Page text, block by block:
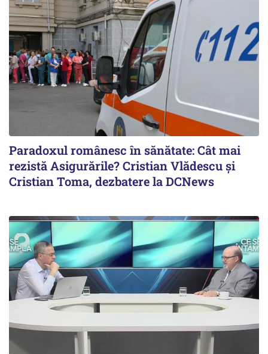
Paradoxul românesc în sănătate: Cât mai
rezistă Asigurările? Cristian Vlădescu și
Cristian Toma, dezbatere la DCNews